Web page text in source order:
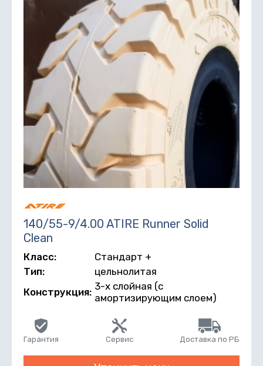
140/55-9/4.00 ATIRE Runner Solid
Clean
Класс:
Стандарт +
Тип:
цельнолитая
Конструкция: 3-х слойная (с
амортизирующим слоем)
Гарантия Сервис Доставка по РБ